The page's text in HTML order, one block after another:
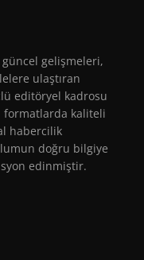
güncel gelişmeleri,
ulaştıran
editöryel kadrosu
formatlarda kaliteli
habercilik
doğru bilgiye
edinmiştir.